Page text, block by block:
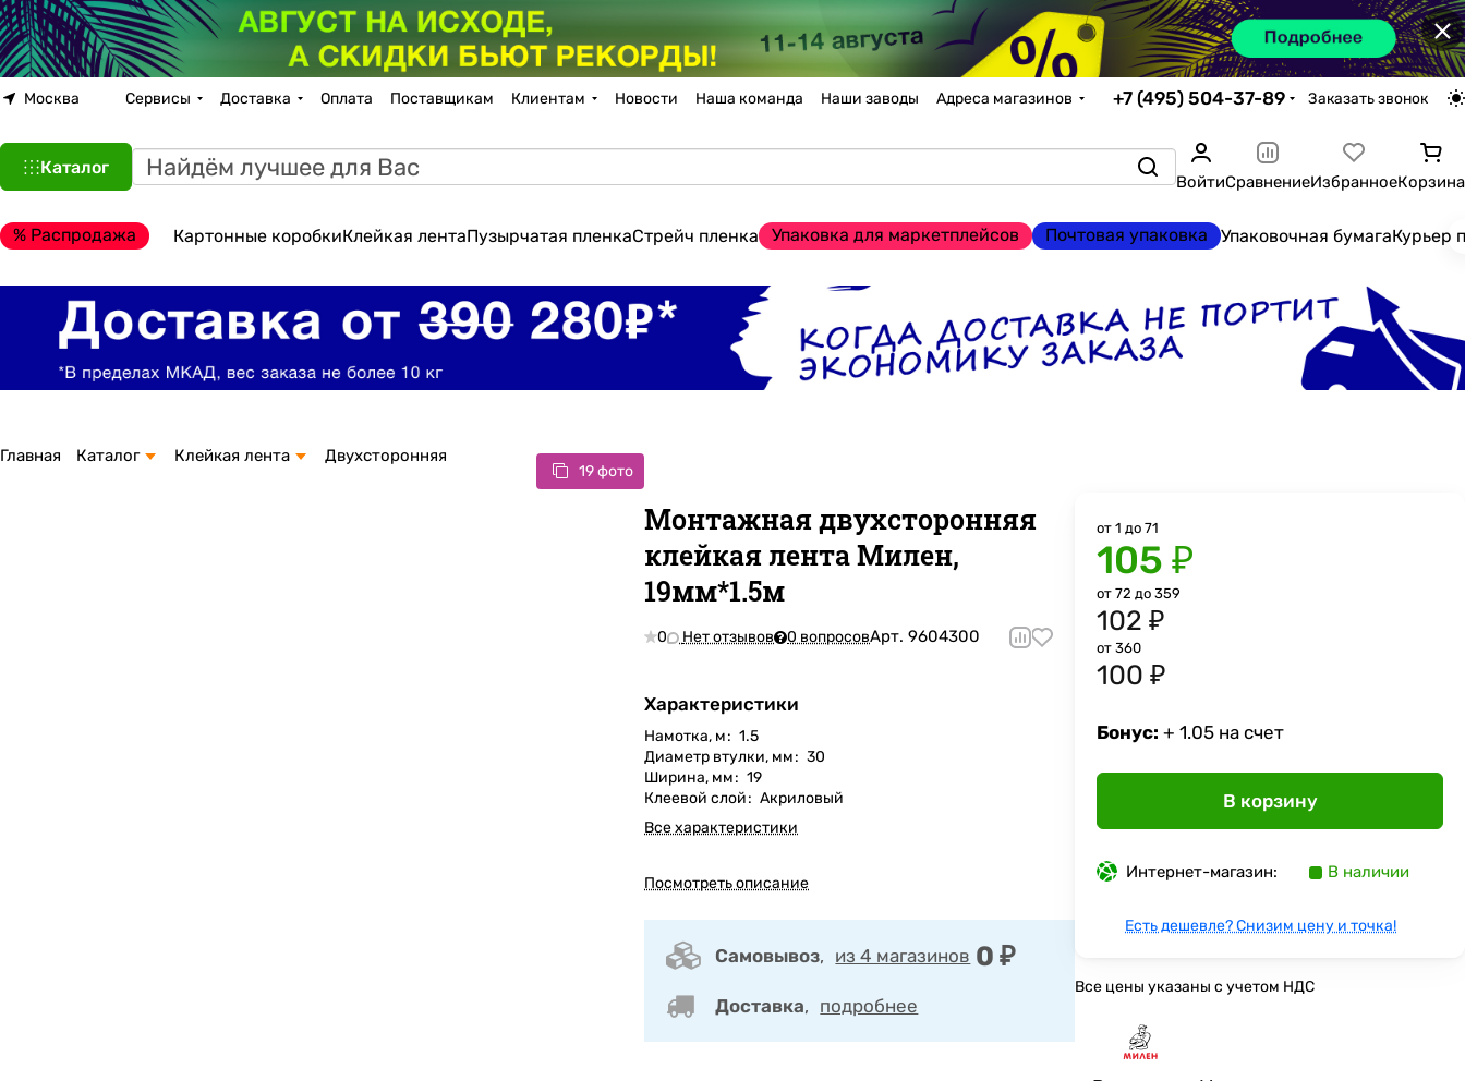
×
Москва Сервисы Доставка Оплата Поставщикам Клиентам Новости Наша команда Наши заводы Адреса магазинов +7 (495) 504-37-89 Заказать звонок
Каталог
ВойтиСравнениеИзбранноеКорзина
% Распродажа Картонные коробкиКлейкая лентаПузырчатая пленкаСтрейч пленка Упаковка для маркетплейсов Почтовая упаковка Упаковочная бумагаКурьер
Главная Каталог Клейкая лента Двухсторонняя
19 фото
Монтажная двухсторонняя
клейкая лента Милен,
19мм*1.5м
0 Нет отзывов 0 вопросовАрт.9604300
Характеристики
Намотка, м: 1.5
Диаметр втулки, мм: 30
Ширина, мм: 19
Клеевой слой: Акриловый
Все характеристики
Посмотреть описание
Самовывоз, из 4 магазинов 0 ₽
Доставка, подробнее
от 1 до 71
105 ₽
от 72 до 359
102 ₽
от 360
100 ₽
Бонус: + 1.05 на счет
В корзину
Интернет-магазин: В наличии
Есть дешевле? Снизим цену и точка!
Все цены указаны с учетом НДС